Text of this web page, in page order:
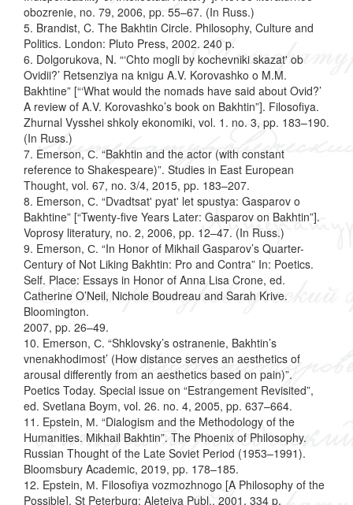
obozrenie, no. 79, 2006, pp. 55–67. (In Russ.)
5. Brandist, C. The Bakhtin Circle. Philosophy, Culture and
Politics. London: Pluto Press, 2002. 240 p.
6. Dolgorukova, N. “‘Chto mogli by kochevniki skazat' ob
Ovidii?’ Retsenziya na knigu A.V. Korovashko o M.M.
Bakhtine” [“‘What would the nomads have said about Ovid?’
A review of A.V. Korovashko’s book on Bakhtin”]. Filosofiya.
Zhurnal Vysshei shkoly ekonomiki, vol. 1. no. 3, pp. 183–190.
(In Russ.)
7. Emerson, С. “Bakhtin and the actor (with constant
reference to Shakespeare)”. Studies in East European
Thought, vol. 67, no. 3/4, 2015, pp. 183–207.
8. Emerson, С. “Dvadtsat' pyat' let spustya: Gasparov o
Bakhtine” [“Twenty-five Years Later: Gasparov on Bakhtin”].
Voprosy literatury, no. 2, 2006, pp. 12–47. (In Russ.)
9. Emerson, С. “In Honor of Mikhail Gasparov’s Quarter-
Century of Not Liking Bakhtin: Pro and Contra” In: Poetics.
Self. Place: Essays in Honor of Anna Lisa Crone, ed.
Catherine O’Neil, Nichole Boudreau and Sarah Krive.
Bloomington.
2007, pp. 26–49.
10. Emerson, С. “Shklovsky’s ostranenie, Bakhtin’s
vnenakhodimost’ (How distance serves an aesthetics of
arousal differently from an aesthetics based on pain)”.
Poetics Today. Special issue on “Estrangement Revisited”,
ed. Svetlana Boym, vol. 26. no. 4, 2005, pp. 637–664.
11. Epstein, М. “Dialogism and the Methodology of the
Humanities. Mikhail Bakhtin”. The Phoenix of Philosophy.
Russian Thought of the Late Soviet Period (1953–1991).
Bloomsbury Academic, 2019, pp. 178–185.
12. Epstein, М. Filosofiya vozmozhnogo [A Philosophy of the
Possible]. St Peterburg: Aleteiya Publ., 2001. 334 p.